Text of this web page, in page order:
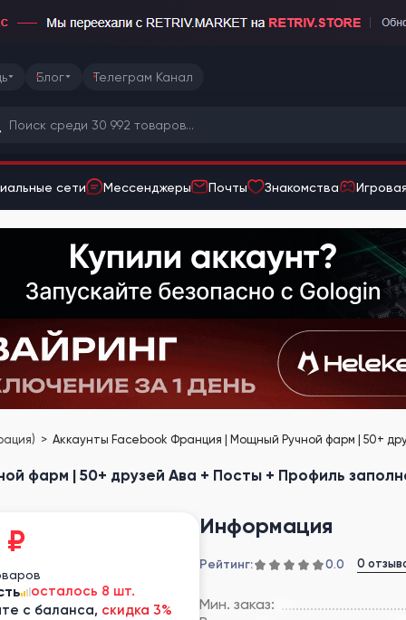
Блог Телеграм Канал
сети Мессенджеры Почты Знакомства
Аккаунты Facebook Франция | Мощный Ручной фарм | 50+
фарм | 50+ друзей Ава + Посты + Профиль
Информация
Рейтинг: 0.0 0
Мин. заказ:
₽
осталось 8 шт.
с баланса, скидка 3%